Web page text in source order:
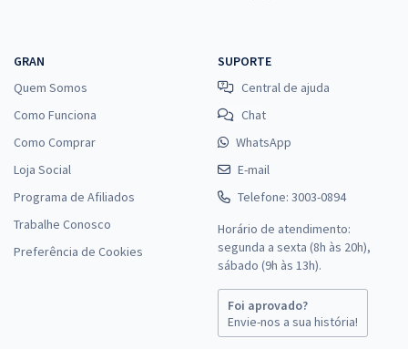
GRAN
Quem Somos
Como Funciona
Como Comprar
Loja Social
Programa de Afiliados
Trabalhe Conosco
Preferência de Cookies
SUPORTE
Central de ajuda
Chat
WhatsApp
E-mail
Telefone: 3003-0894
Horário de atendimento:
segunda a sexta (8h às 20h),
sábado (9h às 13h).
Foi aprovado?
Envie-nos a sua história!